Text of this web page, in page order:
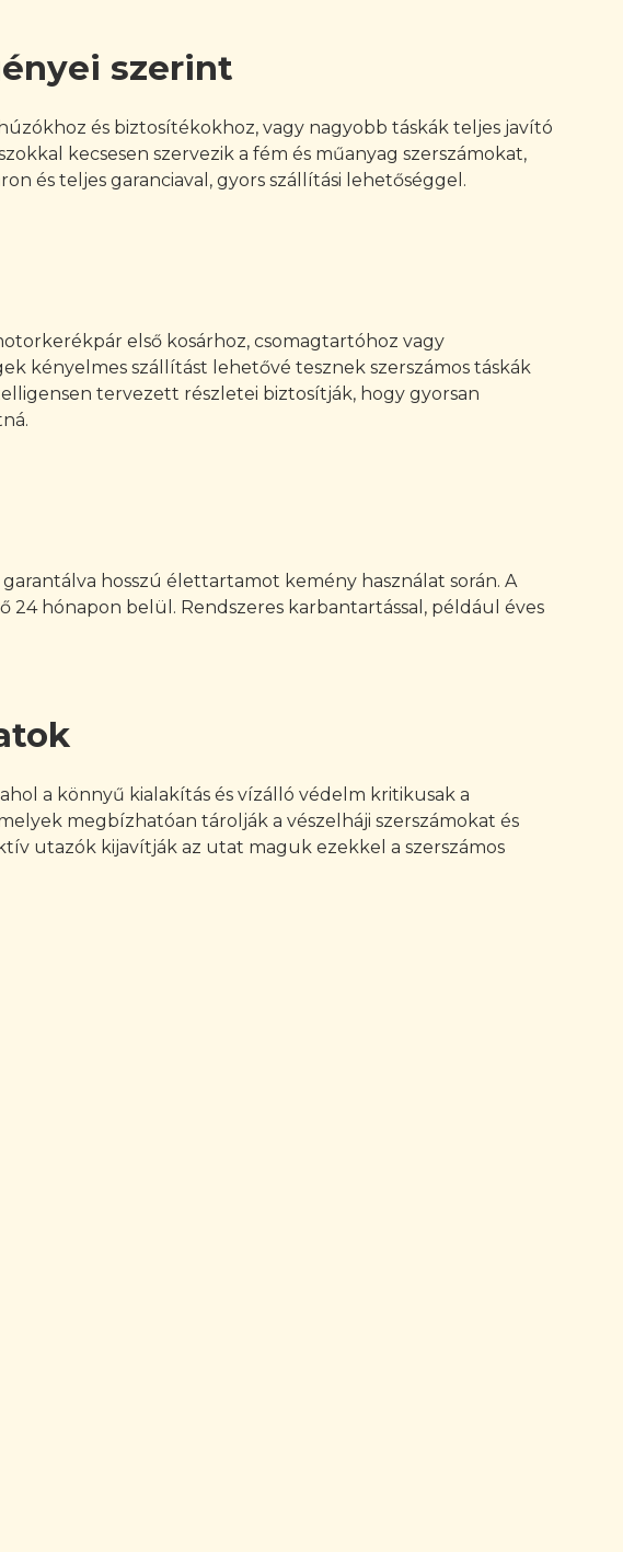
szerint
és biztosítékokhoz, vagy nagyobb táskák teljes javító
kecsesen szervezik a fém és műanyag szerszámokat,
és teljes garanciaval, gyors szállítási lehetőséggel.
első kosárhoz, csomagtartóhoz vagy
kényelmes szállítást lehetővé tesznek szerszámos táskák
tervezett részletei biztosítják, hogy gyorsan
hosszú élettartamot kemény használat során. A
hónapon belül. Rendszeres karbantartással, például éves
a könnyű kialakítás és vízálló védelm kritikusak a
megbízhatóan tárolják a vészelháji szerszámokat és
utazók kijavítják az utat maguk ezekkel a szerszámos